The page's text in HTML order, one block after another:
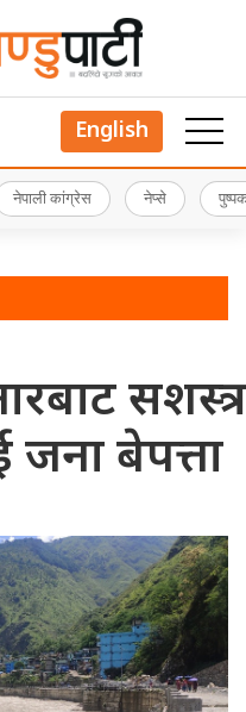
English
नेपाली कांग्रेस नेप्से
सशस्त्र
बेपत्ता